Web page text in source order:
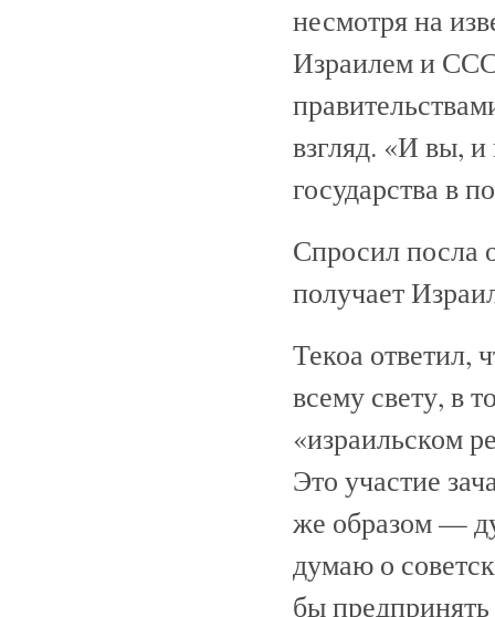
несмотря на
Израилем и
взгляд. «И вы,
государства в
Спросил
получает
Текоа ответил,
всему свету, в
«израильском
Это участие
же образом —
думаю о
бы